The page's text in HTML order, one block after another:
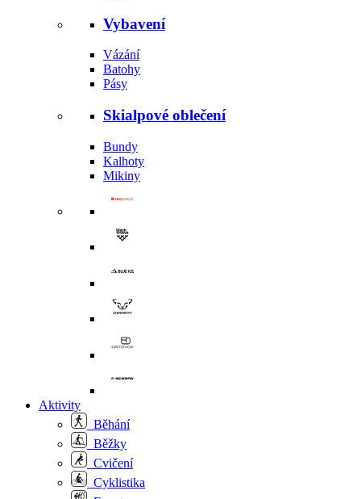
Vybavení
Vázání
Batohy
Pásy
Skialpové oblečení
Bundy
Kalhoty
Mikiny
Aktivity
Běhání
Běžky
Cvičení
Cyklistika